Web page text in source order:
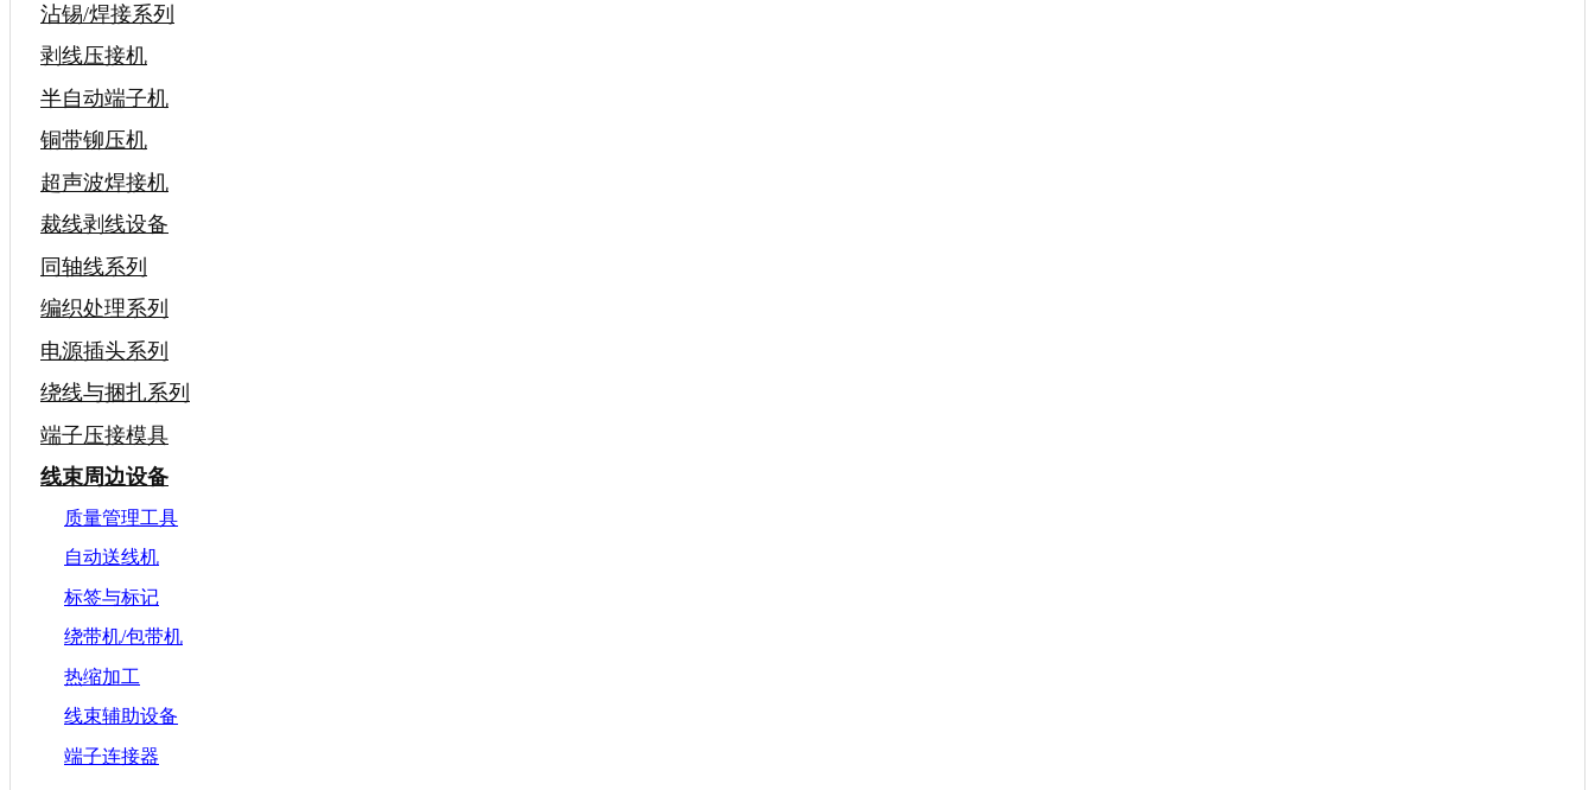
沾锡/焊接系列
剥线压接机
半自动端子机
铜带铆压机
超声波焊接机
裁线剥线设备
同轴线系列
编织处理系列
电源插头系列
绕线与捆扎系列
端子压接模具
线束周边设备
质量管理工具
自动送线机
标签与标记
绕带机/包带机
热缩加工
线束辅助设备
端子连接器